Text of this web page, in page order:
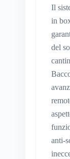
Il
in
del
anti-